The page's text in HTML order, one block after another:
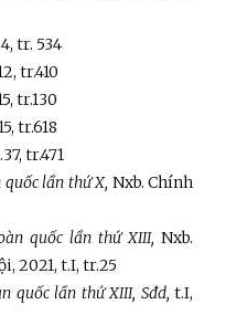
tr. 534
tr.410
tr.130
tr.618
tr.471
lần thứ X, Nxb. Chính
quốc lần thứ XIII,Nxb.
2021, t.I, tr.25
quốc lần thứ XIII, Sđd, t.I,